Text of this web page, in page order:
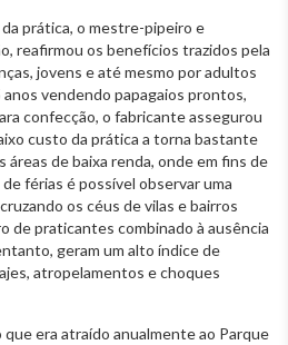
prática, o mestre-pipeiro e
reafirmou os benefícios trazidos pela
jovens e até mesmo por adultos
anos vendendo papagaios prontos,
confecção, o fabricante assegurou
custo da prática a torna bastante
áreas de baixa renda, onde em fins de
férias é possível observar uma
os céus de vilas e bairros
de praticantes combinado à ausência
geram um alto índice de
atropelamentos e choques
era atraído anualmente ao Parque